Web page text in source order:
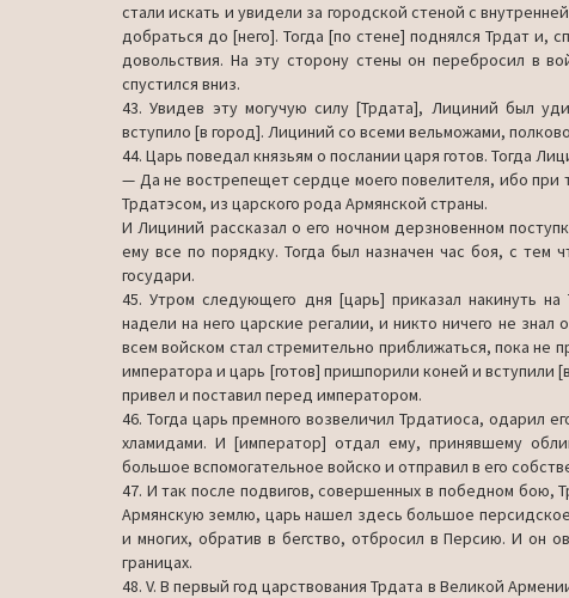
стали искать и увидели за городской стеной с
добраться до [него]. Тогда [по стене] поднял­ся Трдат и,
довольствия. На эту сторону стены он перебросил в
спустился вниз.
43. Увидев эту могучую силу [Трдата], Лициний был
вступило [в город]. Лициний со всеми вельможами,
44. Царь поведал князьям о послании царя готов. Тогда
— Да не вострепещет сердце моего повелителя, ибо при
Трдатэсом, из царского рода Армянской страны.
И Лициний рассказал о его ночном дерзновенном
ему все по порядку. Тогда был назначен час боя, с тем
государи.
45. Утром следующего дня [царь] приказал накинуть
надели на него царские регалии, и никто ничего не
всем войском стал стремительно приближаться, пока не
императора и царь [готов] пришпорили коней и вступили
привел и поставил перед императором.
46. Тогда царь премного возвеличил Трдатиоса, одарил
хламидами. И [император] отдал ему, принявшему
большое вспомогательное войско и отправил в его
47. И так после подвигов, совершенных в победном бою,
Армянскую землю, царь нашел здесь большое
и многих, обратив в бегство, отбросил в Пер­сию. И он
границах.
48. V. В первый год царствования Трдата в Великой